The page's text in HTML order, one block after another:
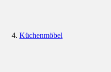
Küchenmöbel